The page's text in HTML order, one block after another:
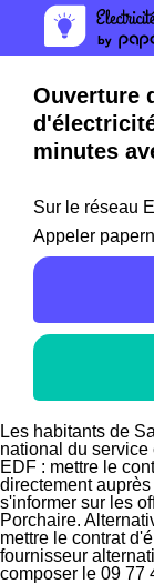
Ouverture
minutes
Sur le réseau
Appeler
Les habitants de
national du
EDF : mettre le
directement
s'informer sur les
Porchaire.
mettre le contrat
fournisseur
composer le 09 77